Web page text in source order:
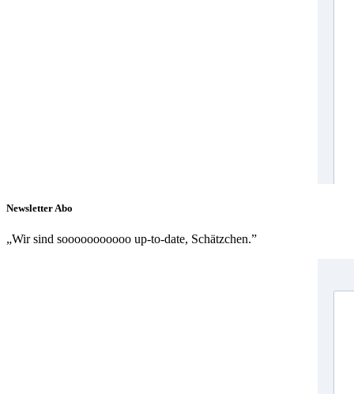
Newsletter Abo
„Wir sind sooooooooooo up-to-date, Schätzchen.”